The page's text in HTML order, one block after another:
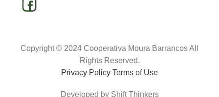
Copyright © 2024 Cooperativa Moura Barrancos All
Rights Reserved.
Privacy Policy Terms of Use
Developed by Shift Thinkers